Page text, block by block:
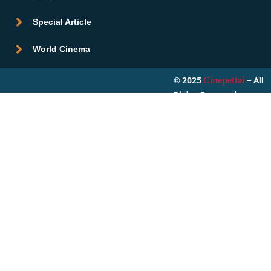
Special Article
World Cinema
© 2025 Cinepettai – All
Rights Reserved